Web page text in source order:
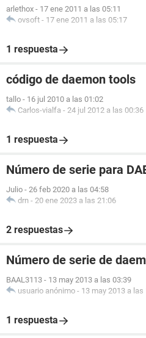
arlethox - 17 ene 2011 a las 05:11
ovsoft - 17 ene 2011 a las 05:17
1 respuesta
código de daemon tools
tallo - 16 jul 2010 a las 01:02
Carlos-vialfa - 24 jul 2012 a las 00:36
1 respuesta
Número de serie para
Julio - 26 feb 2020 a las 04:58
drn - 20 ene 2023 a las 21:06
2 respuestas
Número de serie de
BAAL3113 - 13 may 2013 a las 03:39
usuario anónimo - 13 may 2013 a las
1 respuesta